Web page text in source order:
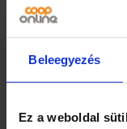
Beleegyezés
Ez a weboldal
céljából
medence
vízbe. Nagy
esőzések